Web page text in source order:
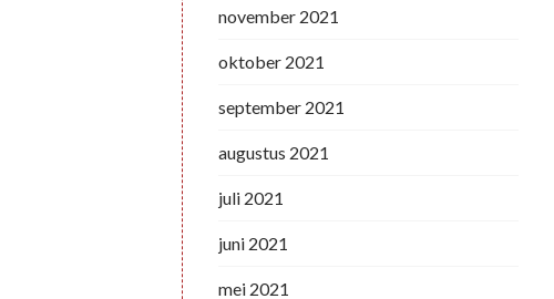
november 2021
oktober 2021
september 2021
augustus 2021
juli 2021
juni 2021
mei 2021